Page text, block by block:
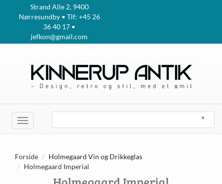
Strand Alle 2, 9400
Nørresundby • Tlf: +45 26
36 40 17 •
jefkon@gmail.com
Toggle
navigation
Forside
Holmegaard Vin og Drikkeglas
Holmegaard Imperial